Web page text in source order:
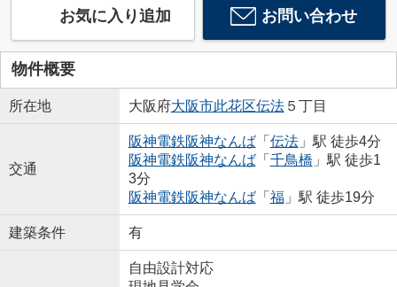
お気に入り追加 お問い合わせ
物件概要
所在地 大阪府大阪市此花区伝法５丁目
交通
阪神電鉄阪神なんば「 伝法」駅 徒歩4分
阪神電鉄阪神なんば「 千鳥橋 」駅 徒歩1
3分
阪神電鉄阪神なんば「 福」駅 徒歩19分
建築条件 有
自由設計対応